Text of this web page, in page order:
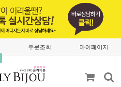
주문조회 마이페이지